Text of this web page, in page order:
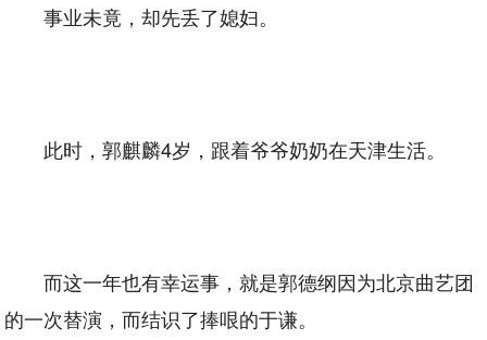
事业未竟，却先丢了媳妇。
此时，郭麒麟4岁，跟着爷爷奶奶在天津生活。
而这一年也有幸运事，就是郭德纲因为北京曲艺团
的一次替演，而结识了捧哏的于谦。